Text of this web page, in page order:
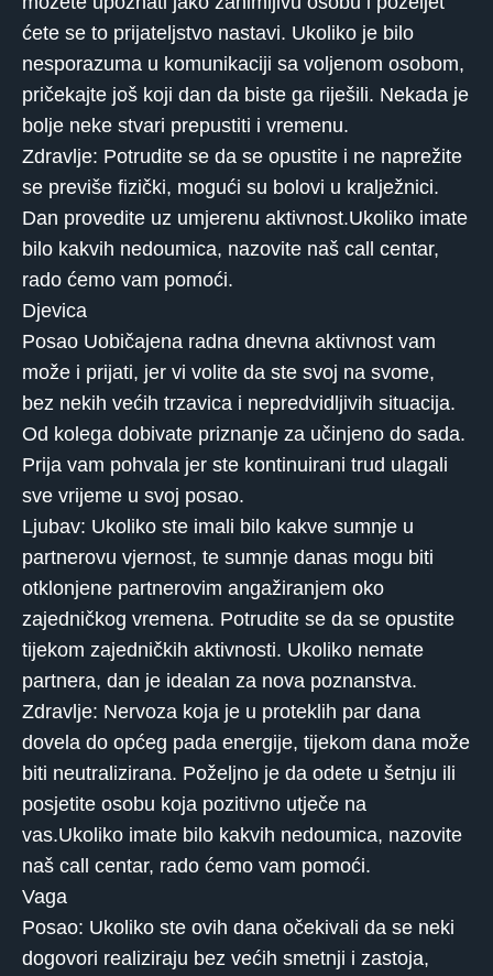
ćete se to prijateljstvo nastavi. Ukoliko je bilo
nesporazuma u komunikaciji sa voljenom osobom,
pričekajte još koji dan da biste ga riješili. Nekada je
bolje neke stvari prepustiti i vremenu.
Zdravlje: Potrudite se da se opustite i ne naprežite
se previše fizički, mogući su bolovi u kralježnici.
Dan provedite uz umjerenu aktivnost.Ukoliko imate
bilo kakvih nedoumica, nazovite naš call centar,
rado ćemo vam pomoći.
Djevica
Posao Uobičajena radna dnevna aktivnost vam
može i prijati, jer vi volite da ste svoj na svome,
bez nekih većih trzavica i nepredvidljivih situacija.
Od kolega dobivate priznanje za učinjeno do sada.
Prija vam pohvala jer ste kontinuirani trud ulagali
sve vrijeme u svoj posao.
Ljubav: Ukoliko ste imali bilo kakve sumnje u
partnerovu vjernost, te sumnje danas mogu biti
otklonjene partnerovim angažiranjem oko
zajedničkog vremena. Potrudite se da se opustite
tijekom zajedničkih aktivnosti. Ukoliko nemate
partnera, dan je idealan za nova poznanstva.
Zdravlje: Nervoza koja je u proteklih par dana
dovela do općeg pada energije, tijekom dana može
biti neutralizirana. Poželjno je da odete u šetnju ili
posjetite osobu koja pozitivno utječe na
vas.Ukoliko imate bilo kakvih nedoumica, nazovite
naš call centar, rado ćemo vam pomoći.
Vaga
Posao: Ukoliko ste ovih dana očekivali da se neki
dogovori realiziraju bez većih smetnji i zastoja,